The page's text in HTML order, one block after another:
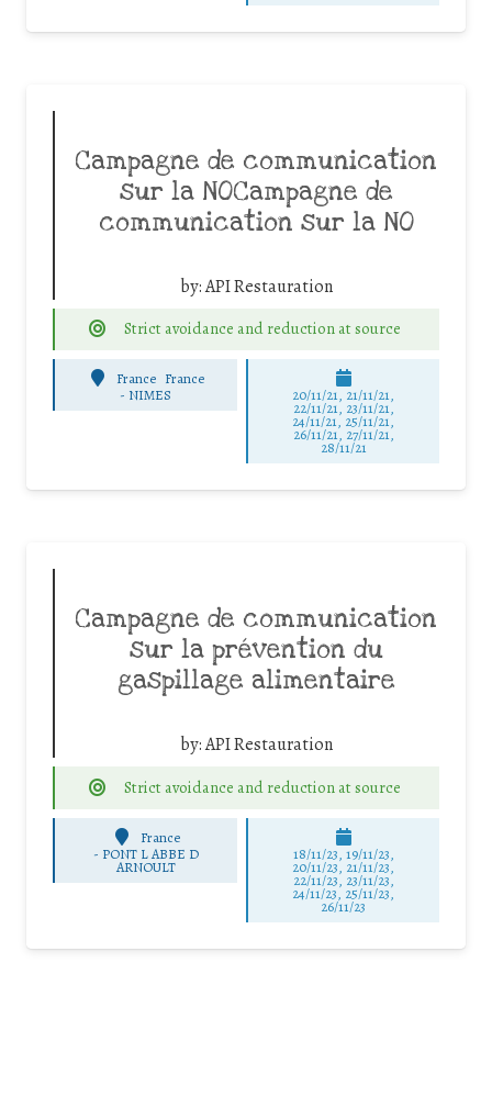
Campagne de communication
sur la NOCampagne de
communication sur la NO
by:API Restauration
Strict avoidance and reduction at source
France France
- NIMES 20/11/21, 21/11/21,
22/11/21, 23/11/21,
24/11/21, 25/11/21,
26/11/21, 27/11/21,
28/11/21
Campagne de communication
sur la prévention du
gaspillage alimentaire
by:API Restauration
Strict avoidance and reduction at source
France
- PONT L ABBE D
ARNOULT
18/11/23, 19/11/23,
20/11/23, 21/11/23,
22/11/23, 23/11/23,
24/11/23, 25/11/23,
26/11/23